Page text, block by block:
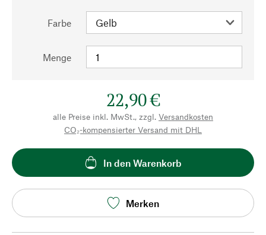
Farbe
Menge
22,90 €
alle Preise inkl. MwSt., zzgl. Versandkosten
CO₂-kompensierter Versand mit DHL
In den Warenkorb
Merken